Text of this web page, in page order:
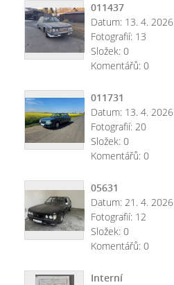
011437
Datum: 13. 4. 2026
Fotografií: 13
Složek: 0
Komentářů: 0
011731
Datum: 13. 4. 2026
Fotografií: 20
Složek: 0
Komentářů: 0
05631
Datum: 21. 4. 2026
Fotografií: 12
Složek: 0
Komentářů: 0
Interní